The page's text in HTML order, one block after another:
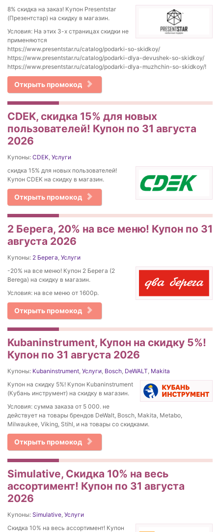
8% скидка на заказ! Купон Presentstar
(Презентстар) на скидку в магазин.
Условия: На этих 3-х страницах скидки не
применяются
https://www.presentstar.ru/catalog/podarki-so-skidkoy/
https://www.presentstar.ru/catalog/podarki-dlya-devushek-so-skidkoy/
https://www.presentstar.ru/catalog/podarki-dlya-muzhchin-so-skidkoy/!
Открыть промокод
CDEK, скидка 15% для новых
пользователей! Купон по 31 августа
2026
Купоны: CDEK, Услуги
скидка 15% для новых пользователей!
Купон CDEK на скидку в магазин.
Открыть промокод
2 Берега, 20% на все меню! Купон по 31
августа 2026
Купоны: 2 Берега, Услуги
-20% на все меню! Купон 2 Берега (2
Berega) на скидку в магазин.
Условия: на все меню от 1600р.
Открыть промокод
Kubaninstrument, Купон на скидку 5%!
Купон по 31 августа 2026
Купоны: Kubaninstrument, Услуги, Bosch, DeWALT, Makita
Купон на скидку 5%! Купон Kubaninstrument
(Кубань инструмент) на скидку в магазин.
Условия: сумма заказа от 5 000. не
действует на товары брендов DeWalt, Bosch, Makita, Metabo,
Milwaukee, Viking, Stihl, и на товары со скидками.
Открыть промокод
Simulative, Скидка 10% на весь
ассортимент! Купон по 31 августа
2026
Купоны: Simulative, Услуги
Скидка 10% на весь ассортимент! Купон